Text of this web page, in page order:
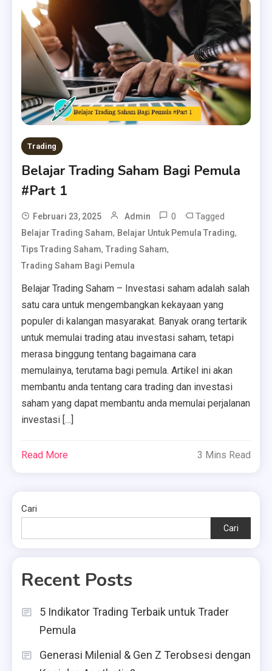
Trading
Belajar Trading Saham Bagi Pemula
#Part 1
Februari 23, 2025 Admin 0 Tagged
Belajar Trading Saham, Belajar Untuk Pemula Trading,
Tips Trading Saham,Trading Saham,
Trading Saham Bagi Pemula
Belajar Trading Saham – Investasi saham adalah salah
satu cara untuk mengembangkan kekayaan yang
populer di kalangan masyarakat. Banyak orang tertarik
untuk memulai trading atau investasi saham, tetapi
merasa binggung tentang bagaimana cara
memulainya, terutama bagi pemula. Artikel ini akan
membantu anda tentang cara trading dan investasi
saham yang dapat membantu anda memulai perjalanan
investasi […]
Read More 3 Mins Read
Cari
Cari
Recent Posts
5 Indikator Trading Terbaik untuk Trader
Pemula
Generasi Milenial & Gen Z Terobsesi dengan